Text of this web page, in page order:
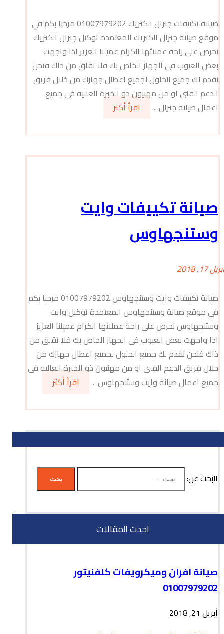
صيانة تكييفات جنرال الكتريك 01007979202 مرحبا بكم في
موقع صيانة جنرال الكتريك المعتمدة توكيل جنرال الكتريك
نحرص على راحة عملائها الكرام عميلنا العزيز اذا واجهت
بعض العيوب فى الجهاز الخاص بك فلا تقلق من ذاك فنحن
نقدم لك جميع الحلول لجميع اعطال جهازك من خلال فريق
الدعم الفنى او من مهنيون ذو الخبرة العاليه فى جميع
اعمال صيانة جنرال ...
اقرأ أكثر
صيانة تكييفات وايت
وستنجهاوس
أبريل 17, 2018
صيانة تكييفات وايت وستنجهاوس 01007979202 مرحبا بكم
في موقع صيانة وستنجهاوس المعتمدة توكيل وايت
وستنجهاوس نحرص على راحة عملائها الكرام عميلنا العزيز
اذا واجهت بعض العيوب فى الجهاز الخاص بك فلا تقلق من
ذاك فنحن نقدم لك جميع الحلول لجميع اعطال جهازك من
خلال فريق الدعم الفنى او من مهنيون ذو الخبرة العاليه فى
جميع اعمال صيانة وايت وستنجهاوس ...
اقرأ أكثر
البحث عن:
احدث المقالات
صيانة افران وميكرويفات كلفنيتور
01007979202
أبريل 21, 2018